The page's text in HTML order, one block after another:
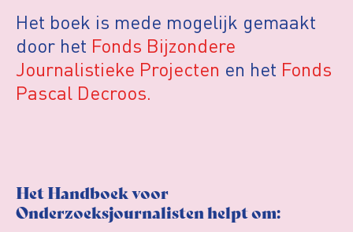
Het boek is mede mogelijk gemaakt
door het Fonds Bijzondere
Journalistieke Projecten en het Fonds
Pascal Decroos.
Het Handboek voor
Onderzoeksjournalisten helpt om: